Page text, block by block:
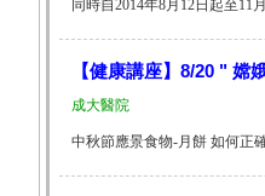
同時自2014年8月12日起至11
【健康講座】8/20 " 嫦
成大醫院
中秋節應景食物-月餅 如何正